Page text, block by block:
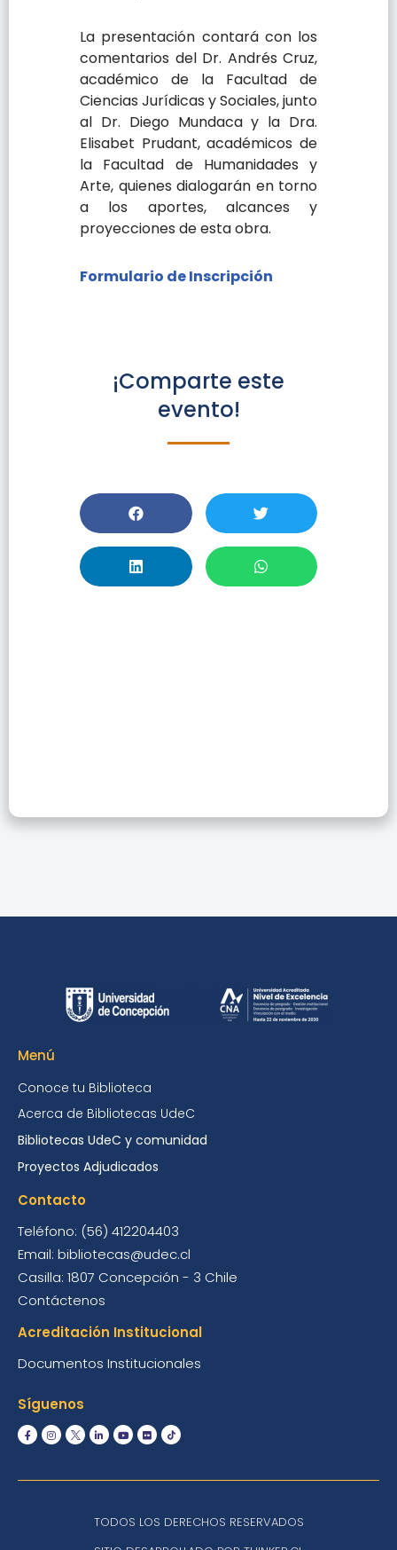
​La presentación contará con los
comentarios del Dr. Andrés Cruz,
académico de la Facultad de
Ciencias Jurídicas y Sociales, junto
al Dr. Diego Mundaca y la Dra.
Elisabet Prudant, académicos de
la Facultad de Humanidades y
Arte, quienes dialogarán en torno
a los aportes, alcances y
proyecciones de esta obra.
Formulario de Inscripción
¡Comparte este
evento!
Menú
Conoce tu Biblioteca
Acerca de Bibliotecas UdeC
Bibliotecas UdeC y comunidad
Proyectos Adjudicados
Contacto
Teléfono: (56) 412204403
Email: bibliotecas@udec.cl
Casilla: 1807 Concepción - 3 Chile
Contáctenos
Acreditación Institucional
Documentos Institucionales
Síguenos
TODOS LOS DERECHOS RESERVADOS